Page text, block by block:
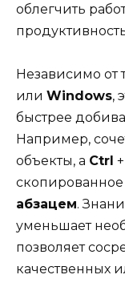
облегчить
Независимо от
или Windows,
быстрее
Например,
объекты, а Ctrl +
скопированное
абзацем.
уменьшает
позволяет
качественных